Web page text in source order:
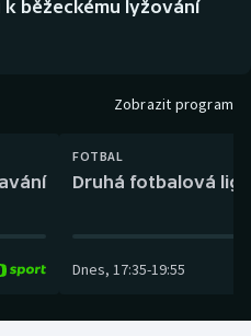
běžeckému lyžování
Zobrazit program
FOTBAL
Druhá fotbalová
Dnes, 17:35-19:55